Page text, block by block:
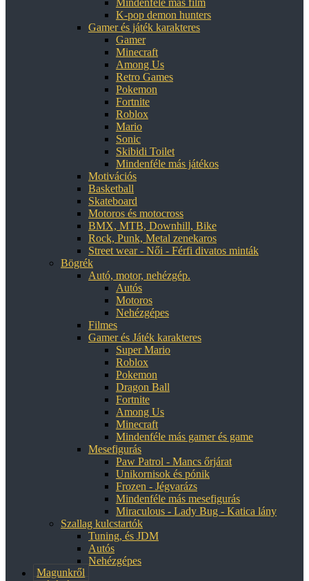
K-pop demon hunters
Gamer és játék karakteres
Gamer
Minecraft
Among Us
Retro Games
Pokemon
Fortnite
Roblox
Mario
Sonic
Skibidi Toilet
Mindenféle más játékos
Motivációs
Basketball
Skateboard
Motoros és motocross
BMX, MTB, Downhill, Bike
Rock, Punk, Metal zenekaros
Street wear - Női - Férfi divatos minták
Bögrék
Autó, motor, nehézgép.
Autós
Motoros
Nehézgépes
Filmes
Gamer és Játék karakteres
Super Mario
Roblox
Pokemon
Dragon Ball
Fortnite
Among Us
Minecraft
Mindenféle más gamer és game
Mesefigurás
Paw Patrol - Mancs őrjárat
Unikornisok és pónik
Frozen - Jégvarázs
Mindenféle más mesefigurás
Miraculous - Lady Bug - Katica lány
Szallag kulcstartók
Tuning, és JDM
Autós
Nehézgépes
Magunkről